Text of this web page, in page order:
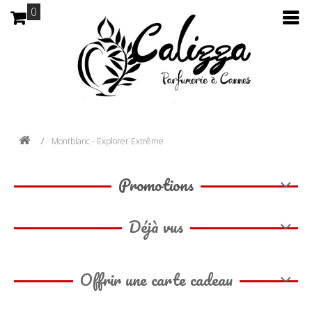
0
Montblanc - Explorer Extrême
Promotions
Déjà vus
Offrir une carte cadeau